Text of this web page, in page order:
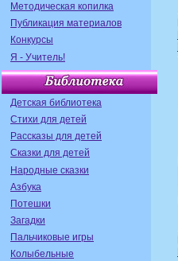
Методическая копилка
Публикация материалов
Конкурсы
Я - Учитель!
Детская библиотека
Стихи для детей
Рассказы для детей
Сказки для детей
Народные сказки
Азбука
Потешки
Загадки
Пальчиковые игры
Колыбельные